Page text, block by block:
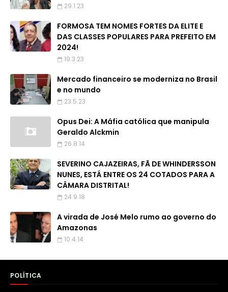
29.1.23
FORMOSA TEM NOMES FORTES DA ELITE E
DAS CLASSES POPULARES PARA PREFEITO EM
2024!
19.3.23
Mercado financeiro se moderniza no Brasil
e no mundo
23.5.23
Opus Dei: A Máfia católica que manipula
Geraldo Alckmin
26.8.14
SEVERINO CAJAZEIRAS, FÃ DE WHINDERSSON
NUNES, ESTÁ ENTRE OS 24 COTADOS PARA A
CÂMARA DISTRITAL!
24.9.18
A virada de José Melo rumo ao governo do
Amazonas
10.4.14
POLÍTICA